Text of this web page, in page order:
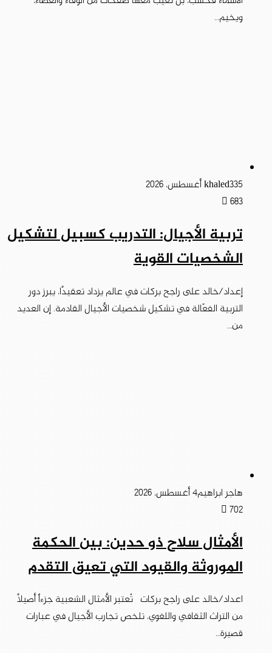
ويخيم…
khaled335 أغسطس، 2026
683
تربية الأجيال: التدريب كسبيل لتشكيل
الشخصيات القوية
إعداد/خالد على راجح بركات في عالم يزداد تعقيدًا، يبرز دور
التربية الفعّالة في تشكيل شخصيات الأجيال القادمة. إن العديد
من…
هاجر ابراهيم4 أغسطس، 2026
702
الأمثال سلاح ذو حدين: بين الحكمة
الموروثة والقيود التي تعيق التقدم
اعداد/خالد على راجح بركات تُعتبر الأمثال الشعبية جزءاً أصيلاً
من التراث الثقافي واللغوي، تلخص تجارب الأجيال في عبارات
قصيرة…